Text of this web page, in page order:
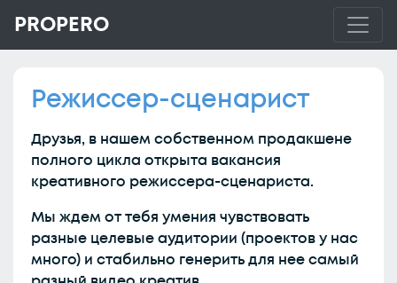
PROPERO
Режиссер-сценарист
Друзья, в нашем собственном продакшене
полного цикла открыта вакансия
креативного режиссера-сценариста.
Мы ждем от тебя умения чувствовать
разные целевые аудитории (проектов у нас
много) и стабильно генерить для нее самый